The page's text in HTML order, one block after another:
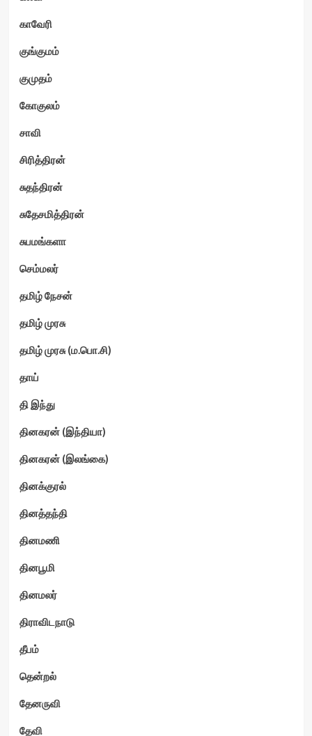
காவேரி
குங்குமம்
குமுதம்
கோகுலம்
சாவி
சிரித்திரன்
சுதந்திரன்
சுதேசமித்திரன்
சுபமங்களா
செம்மலர்
தமிழ் நேசன்
தமிழ் முரசு
தமிழ் முரசு (ம.பொ.சி)
தாய்
தி இந்து
தினகரன் (இந்தியா)
தினகரன் (இலங்கை)
தினக்குரல்
தினத்தந்தி
தினமணி
தினபூமி
தினமலர்
திராவிடநாடு
தீபம்
தென்றல்
தேனருவி
தேவி